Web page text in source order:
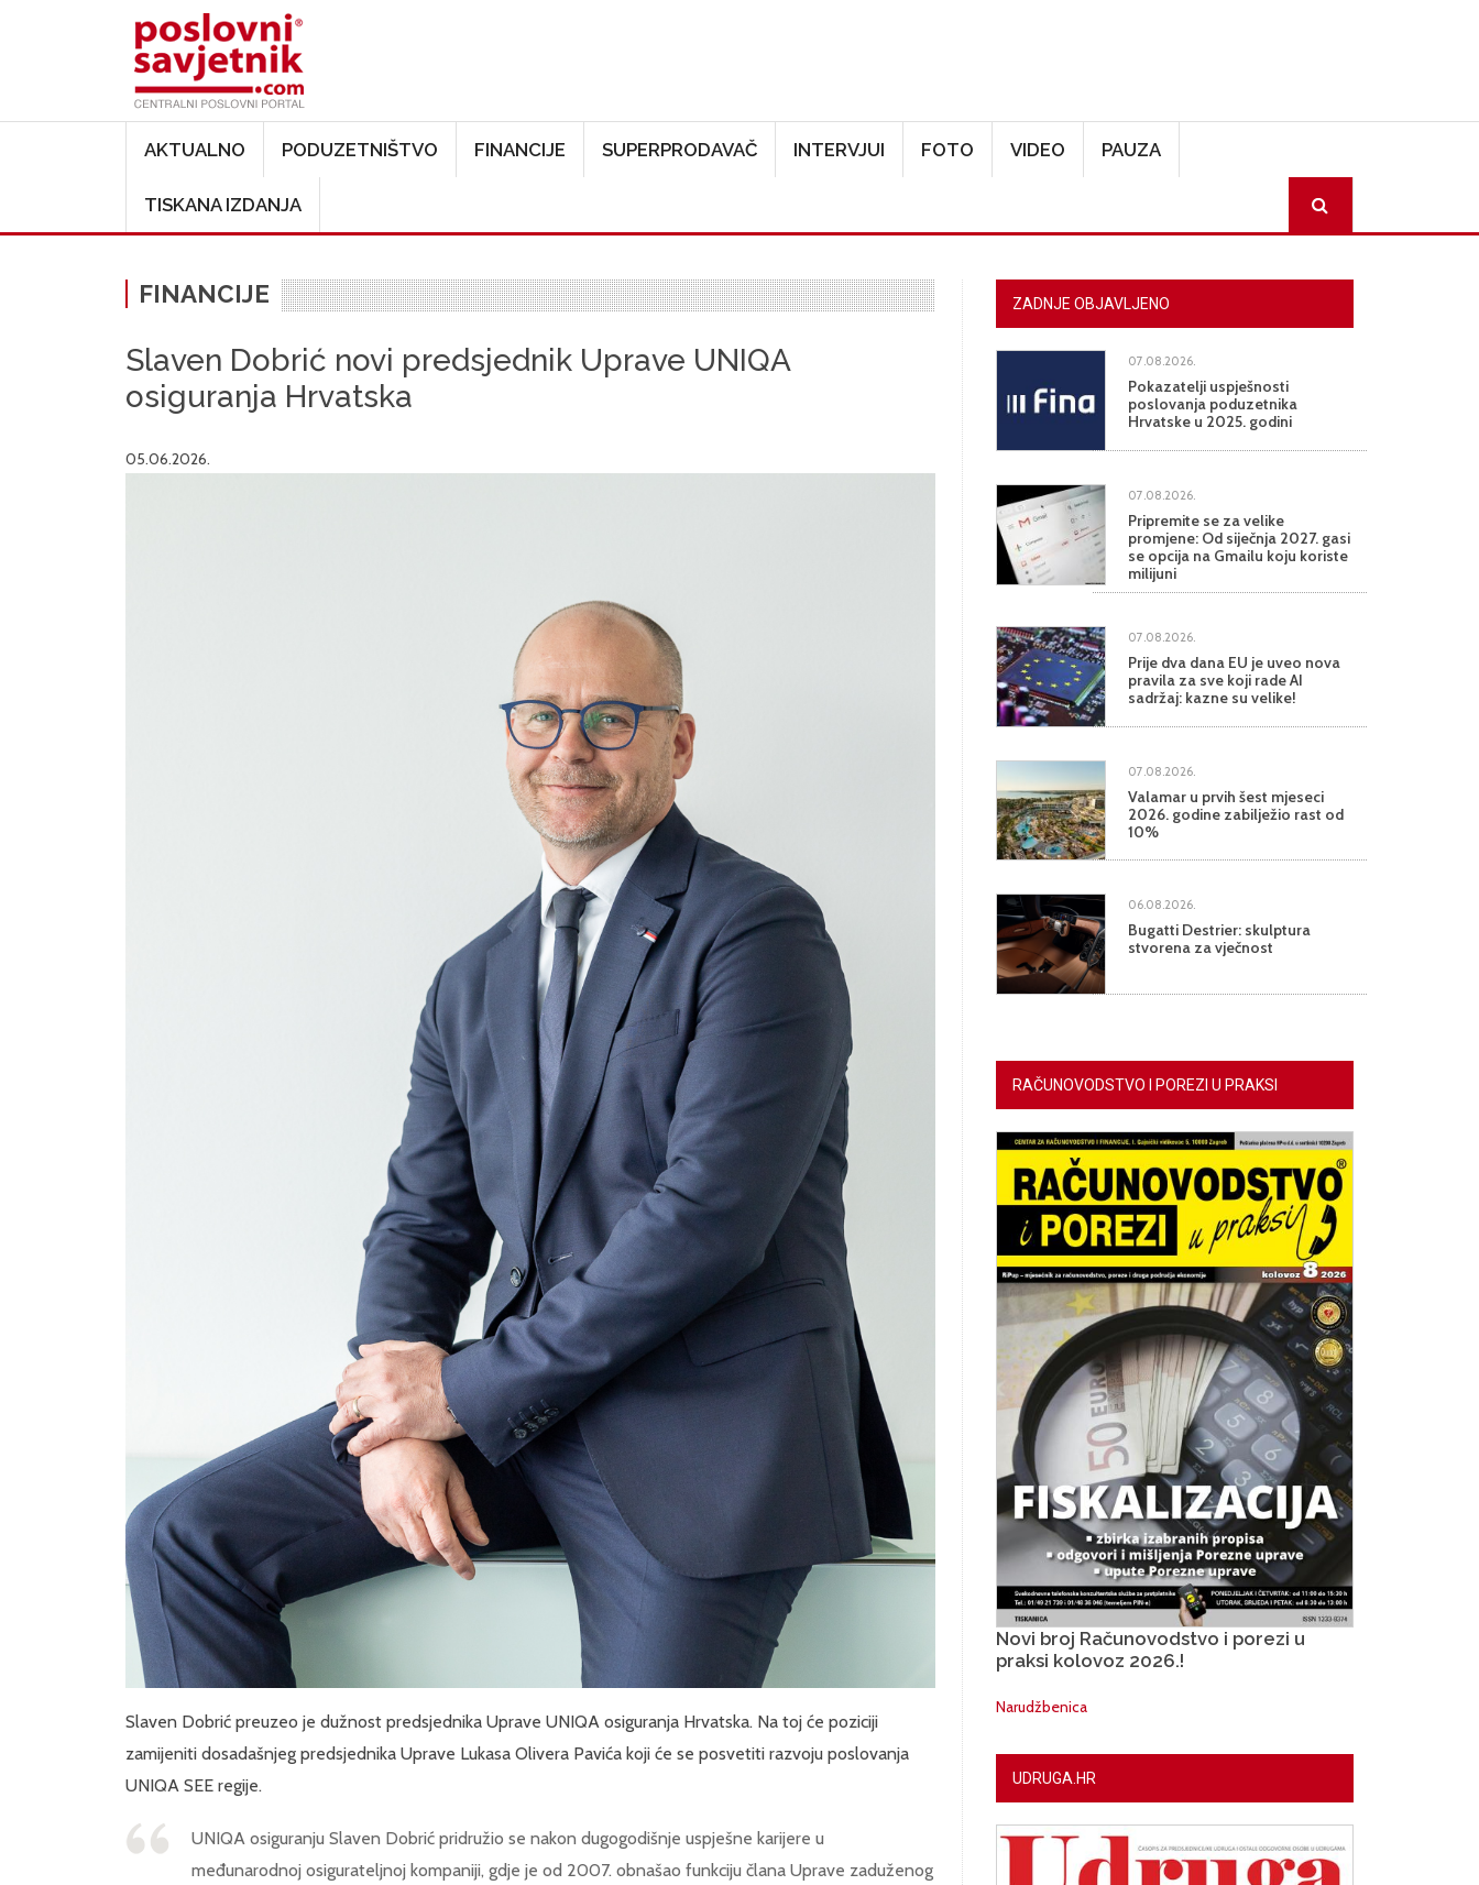
AKTUALNO PODUZETNIŠTVO FINANCIJE SUPERPRODAVAČ INTERVJUI FOTO VIDEO PAUZA
TISKANA IZDANJA
FINANCIJE
Slaven Dobrić novi predsjednik Uprave UNIQA
osiguranja Hrvatska
05.06.2026.
Slaven Dobrić preuzeo je dužnost predsjednika Uprave UNIQA osiguranja Hrvatska. Na toj će poziciji
zamijeniti dosadašnjeg predsjednika Uprave Lukasa Olivera Pavića koji će se posvetiti razvoju poslovanja
UNIQA SEE regije.
UNIQA osiguranju Slaven Dobrić pridružio se nakon dugogodišnje uspješne karijere u
međunarodnoj osigurateljnoj kompaniji, gdje je od 2007. obnašao funkciju člana Uprave zaduženog
ZADNJE OBJAVLJENO
07.08.2026.
Pokazatelji uspješnosti
poslovanja poduzetnika
Hrvatske u 2025. godini
07.08.2026.
Pripremite se za velike
promjene: Od siječnja 2027. gasi
se opcija na Gmailu koju koriste
milijuni
07.08.2026.
Prije dva dana EU je uveo nova
pravila za sve koji rade AI
sadržaj: kazne su velike!
07.08.2026.
Valamar u prvih šest mjeseci
2026. godine zabilježio rast od
10%
06.08.2026.
Bugatti Destrier: skulptura
stvorena za vječnost
RAČUNOVODSTVO I POREZI U PRAKSI
Novi broj Računovodstvo i porezi u
praksi kolovoz 2026.!
Narudžbenica
UDRUGA.HR